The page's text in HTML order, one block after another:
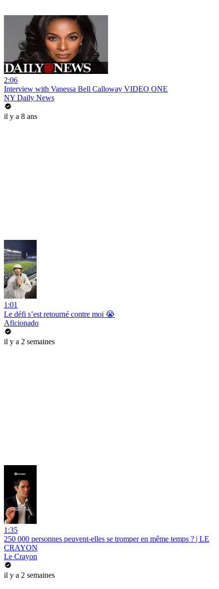
2:06
Interview with Vanessa Bell Calloway VIDEO ONE
NY Daily News
il y a 8 ans
1:01
Le défi s’est retourné contre moi 😭
Aficionado
il y a 2 semaines
1:35
250 000 personnes peuvent-elles se tromper en même temps ? | LE
CRAYON
Le Crayon
il y a 2 semaines